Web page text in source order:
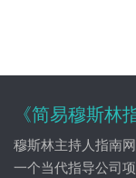
《简易穆斯林
穆斯林主持人指南
一个当代指导公司